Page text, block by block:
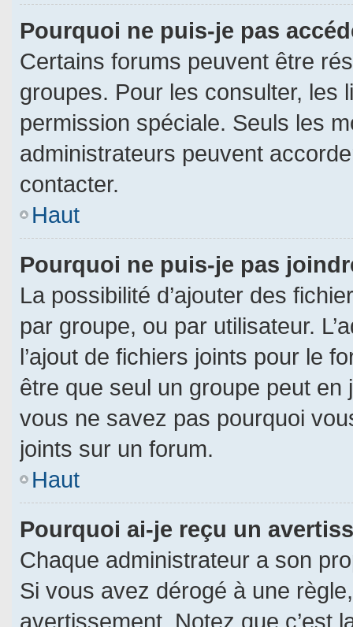
Pourquoi ne puis-je pas
Certains forums peuvent être
groupes. Pour les consulter, les
permission spéciale. Seuls les
administrateurs peuvent
contacter.
Haut
Pourquoi ne puis-je pas
La possibilité d’ajouter des
par groupe, ou par utilisateur.
l’ajout de fichiers joints pour le
être que seul un groupe peut en
vous ne savez pas pourquoi
joints sur un forum.
Haut
Pourquoi ai-je reçu un
Chaque administrateur a son
Si vous avez dérogé à une
avertissement. Notez que c’est